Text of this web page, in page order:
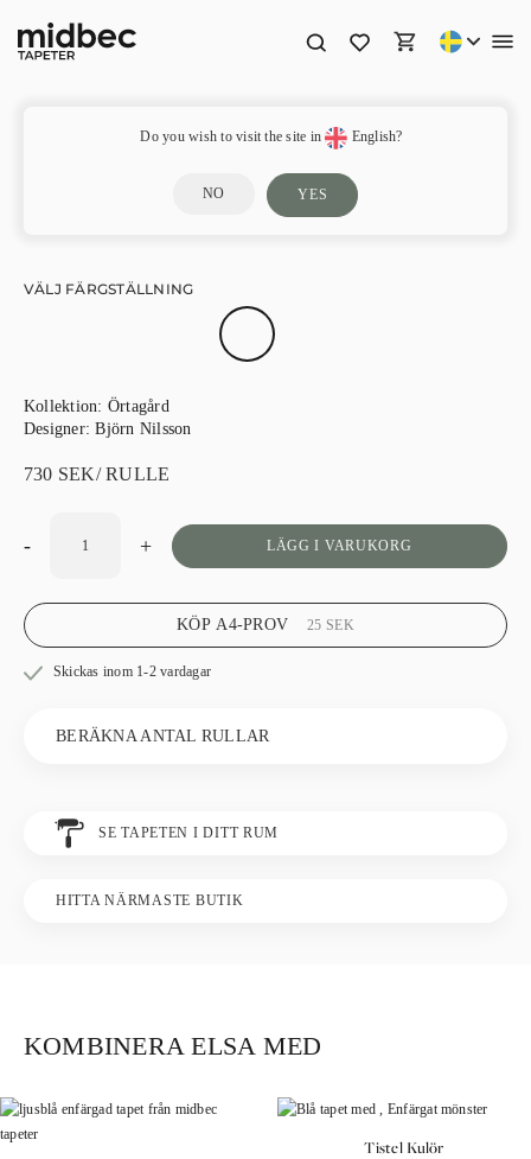
Elsa – 92104
Kollektion: Örtagård
Designer:Björn Nilsson
VÄLJ FÄRGSTÄLLNING
730 SEK/ RULLE
- + LÄGG I VARUKORG
Skickas inom 1-2 vardagar
BERÄKNA ANTAL RULLAR
KÖP A4-PROV 25 SEK
SE TAPETEN I DITT RUM
HITTA NÄRMASTE BUTIK
KOMBINERA ELSA MED
Tistel Kulör
Do you wish to visit the site in English?
NO YES